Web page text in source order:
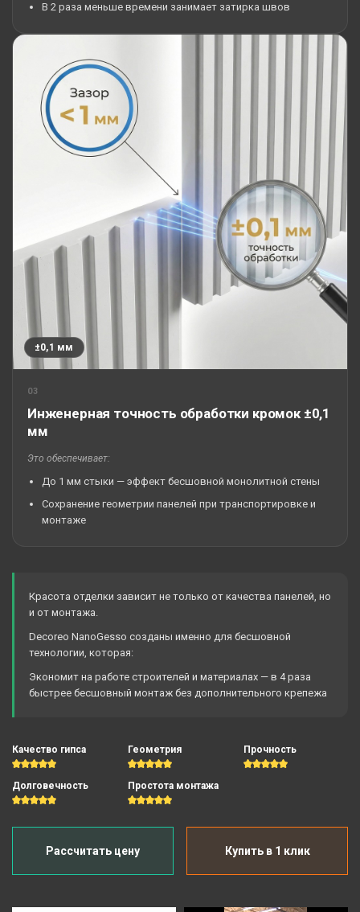
В 2 раза меньше времени занимает затирка швов
±0,1 мм
03
Инженерная точность обработки кромок ±0,1
мм
Это обеспечивает:
До 1 мм стыки — эффект бесшовной монолитной стены
Сохранение геометрии панелей при транспортировке и
монтаже
Красота отделки зависит не только от качества панелей, но
и от монтажа.
Decoreo NanoGesso созданы именно для бесшовной
технологии, которая:
Экономит на работе строителей и материалах — в 4 раза
быстрее бесшовный монтаж без дополнительного крепежа
Качество гипса Геометрия Прочность
Долговечность Простота монтажа
Рассчитать цену Купить в 1 клик